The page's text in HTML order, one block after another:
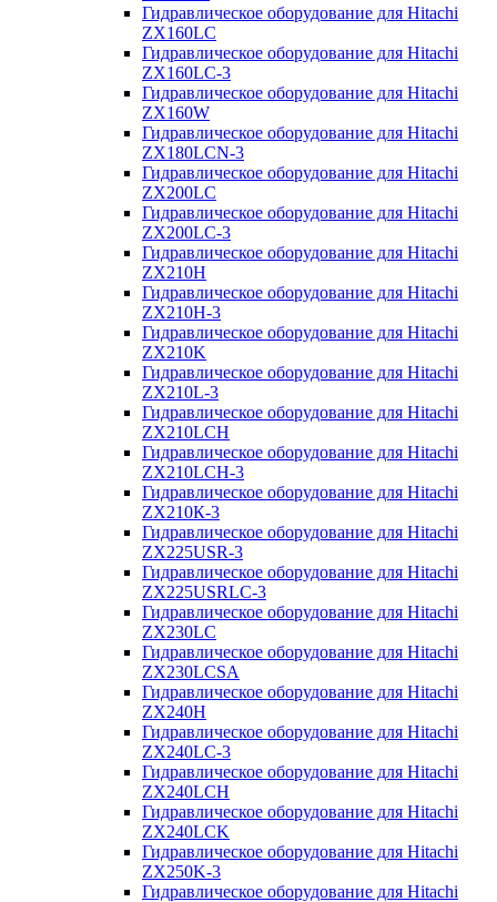
Гидравлическое оборудование для Hitachi
ZX160LC
Гидравлическое оборудование для Hitachi
ZX160LC-3
Гидравлическое оборудование для Hitachi
ZX160W
Гидравлическое оборудование для Hitachi
ZX180LCN-3
Гидравлическое оборудование для Hitachi
ZX200LC
Гидравлическое оборудование для Hitachi
ZX200LC-3
Гидравлическое оборудование для Hitachi
ZX210H
Гидравлическое оборудование для Hitachi
ZX210H-3
Гидравлическое оборудование для Hitachi
ZX210K
Гидравлическое оборудование для Hitachi
ZX210L-3
Гидравлическое оборудование для Hitachi
ZX210LCH
Гидравлическое оборудование для Hitachi
ZX210LCH-3
Гидравлическое оборудование для Hitachi
ZX210К-3
Гидравлическое оборудование для Hitachi
ZX225USR-3
Гидравлическое оборудование для Hitachi
ZX225USRLC-3
Гидравлическое оборудование для Hitachi
ZX230LC
Гидравлическое оборудование для Hitachi
ZX230LCSA
Гидравлическое оборудование для Hitachi
ZX240H
Гидравлическое оборудование для Hitachi
ZX240LC-3
Гидравлическое оборудование для Hitachi
ZX240LCH
Гидравлическое оборудование для Hitachi
ZX240LCK
Гидравлическое оборудование для Hitachi
ZX250K-3
Гидравлическое оборудование для Hitachi